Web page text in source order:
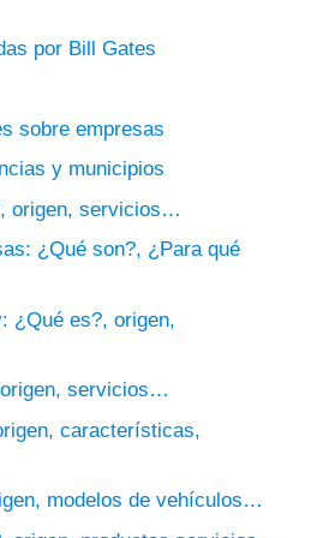
por Bill Gates
sobre empresas
y municipios
origen, servicios…
¿Qué son?, ¿Para qué
¿Qué es?, origen,
servicios…
características,
modelos de vehículos…